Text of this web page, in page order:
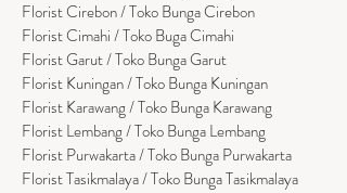
Florist Cirebon / Toko Bunga Cirebon
Florist Cimahi / Toko Buga Cimahi
Florist Garut / Toko Bunga Garut
Florist Kuningan / Toko Bunga Kuningan
Florist Karawang / Toko Bunga Karawang
Florist Lembang / Toko Bunga Lembang
Florist Purwakarta / Toko Bunga Purwakarta
Florist Tasikmalaya / Toko Bunga Tasikmalaya